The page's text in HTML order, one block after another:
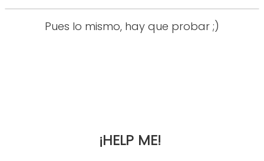
Pues lo mismo, hay que probar ;)
¡HELP ME!